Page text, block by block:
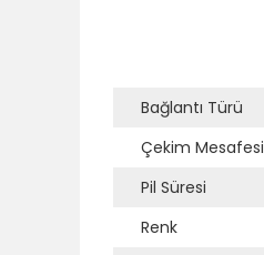
Bağlantı Türü
Çekim Mesafesi
Pil Süresi
Renk